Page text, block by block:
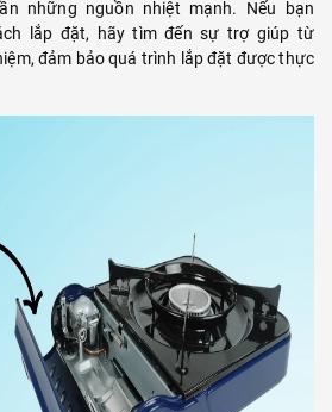
những nguồn nhiệt mạnh. Nếu bạn
lắp đặt, hãy tìm đến sự trợ giúp từ
đảm bảo quá trình lắp đặt được thực